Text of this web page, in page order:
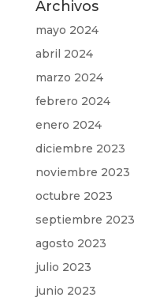
Archivos
mayo 2024
abril 2024
marzo 2024
febrero 2024
enero 2024
diciembre 2023
noviembre 2023
octubre 2023
septiembre 2023
agosto 2023
julio 2023
junio 2023